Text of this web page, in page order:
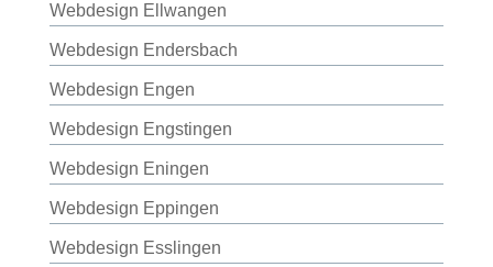
Webdesign Ellwangen
Webdesign Endersbach
Webdesign Engen
Webdesign Engstingen
Webdesign Eningen
Webdesign Eppingen
Webdesign Esslingen